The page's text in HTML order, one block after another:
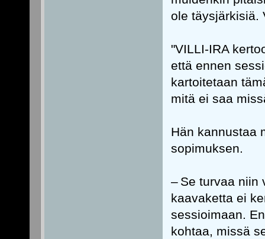
ole täysjärkisiä.
"VILLI-IRA
että ennen
kartoitetaan
mitä ei saa
Hän kannustaa
sopimuksen.
– Se turvaa niin
kaavaketta ei
sessioimaan.
kohtaa, missä